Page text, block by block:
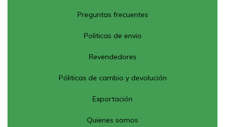
Preguntas frecuentes
Politicas de envio
Revendedores
Póliticas de cambio y devolución
Exportación
Quienes somos